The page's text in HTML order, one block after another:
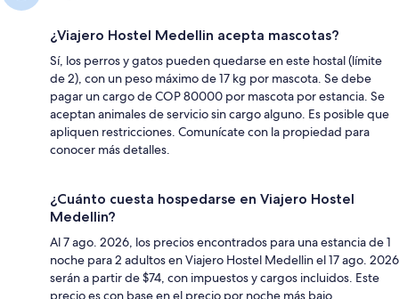
¿Viajero Hostel Medellin acepta mascotas?
Sí, los perros y gatos pueden quedarse en este hostal (límite
de 2), con un peso máximo de 17 kg por mascota. Se debe
pagar un cargo de COP 80000 por mascota por estancia. Se
aceptan animales de servicio sin cargo alguno. Es posible que
apliquen restricciones. Comunícate con la propiedad para
conocer más detalles.
¿Cuánto cuesta hospedarse en Viajero Hostel
Medellin?
Al 7 ago. 2026, los precios encontrados para una estancia de 1
noche para 2 adultos en Viajero Hostel Medellin el 17 ago. 2026
serán a partir de $74, con impuestos y cargos incluidos. Este
precio es con base en el precio por noche más bajo